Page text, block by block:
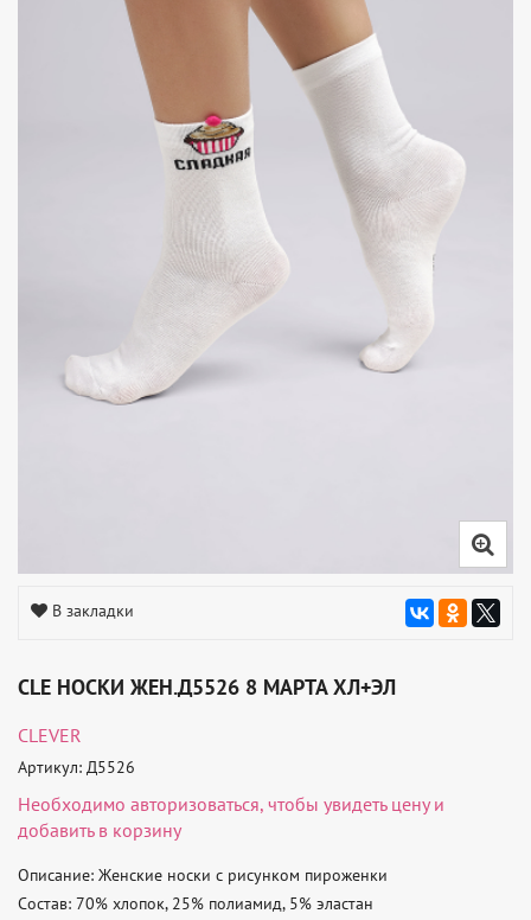
В закладки
CLE НОСКИ ЖЕН.Д5526 8 МАРТА ХЛ+ЭЛ
CLEVER
Артикул: Д5526
Необходимо авторизоваться, чтобы увидеть цену и
добавить в корзину
Описание: Женские носки с рисунком пироженки
Состав: 70% хлопок, 25% полиамид, 5% эластан